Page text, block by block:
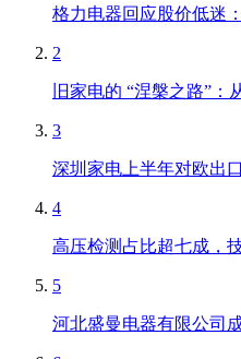
格力电器回应股价低迷
2
旧家电的 “涅槃之路”：
3
深圳家电上半年对欧出
4
高压检测占比超七成，
5
河北盛曼电器有限公司